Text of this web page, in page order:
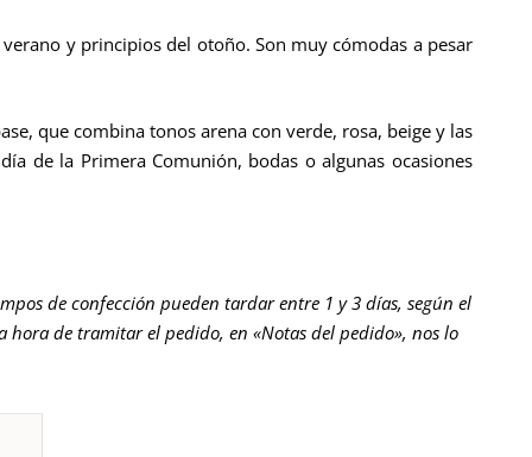
y principios del otoño. Son muy cómodas a pesar
que combina tonos arena con verde, rosa, beige y las
de la Primera Comunión, bodas o algunas ocasiones
de confección pueden tardar entre 1 y 3 días, según el
hora de tramitar el pedido, en «Notas del pedido», nos lo